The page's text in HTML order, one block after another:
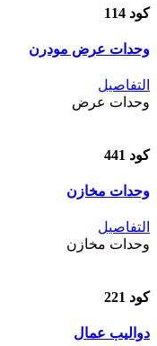
كود 114
وحدات عرض مودرن
التفاصيل
وحدات عرض
كود 441
وحدات مخازن
التفاصيل
وحدات مخازن
كود 221
دواليب عمال